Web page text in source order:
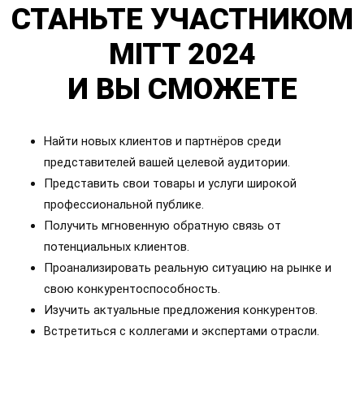
СТАНЬТЕ УЧАСТНИКОМ
MITT 2024
И ВЫ СМОЖЕТЕ
Найти новых клиентов и партнёров среди
представителей вашей целевой аудитории.
Представить свои товары и услуги широкой
профессиональной публике.
Получить мгновенную обратную связь от
потенциальных клиентов.
Проанализировать реальную ситуацию на рынке и
свою конкурентоспособность.
Изучить актуальные предложения конкурентов.
Встретиться с коллегами и экспертами отрасли.